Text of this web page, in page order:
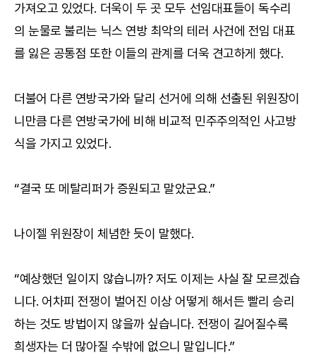
가져오고 있었다. 더욱이 두 곳 모두 선임대표들이 독수리
의 눈물로 불리는 닉스 연방 최악의 테러 사건에 전임 대표
를 잃은 공통점 또한 이들의 관계를 더욱 견고하게 했다.
더불어 다른 연방국가와 달리 선거에 의해 선출된 위원장이
니만큼 다른 연방국가에 비해 비교적 민주주의적인 사고방
식을 가지고 있었다.
“결국 또 메탈리퍼가 증원되고 말았군요.”
나이젤 위원장이 체념한 듯이 말했다.
“예상했던 일이지 않습니까? 저도 이제는 사실 잘 모르겠습
니다. 어차피 전쟁이 벌어진 이상 어떻게 해서든 빨리 승리
하는 것도 방법이지 않을까 싶습니다. 전쟁이 길어질수록
희생자는 더 많아질 수밖에 없으니 말입니다.”